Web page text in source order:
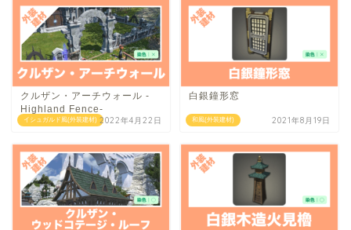
イシュガルド風(外装建材)
クルザン・アーチウォール -
Highland Fence-
2022年4月22日 和風(外装建材)
白銀鐘形窓
2021年8月19日